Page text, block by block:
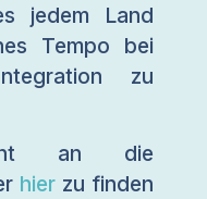
jedem Land
Tempo bei
zu
an die
hier zu finden